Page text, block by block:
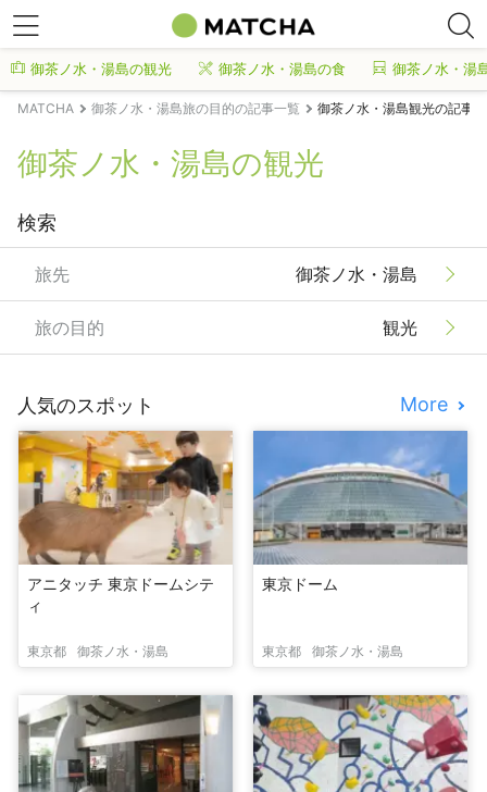
御茶ノ水・湯島の観光 御茶ノ水・湯島の食 御茶ノ水・湯
MATCHA 御茶ノ水・湯島旅の目的の記事一覧 御茶ノ水・湯島観光の記事
御茶ノ水・湯島の観光
検索
旅先 御茶ノ水・湯島
旅の目的 観光
人気のスポット More
アニタッチ 東京ドームシテ
ィ
東京都 御茶ノ水・湯島
東京ドーム
東京都 御茶ノ水・湯島